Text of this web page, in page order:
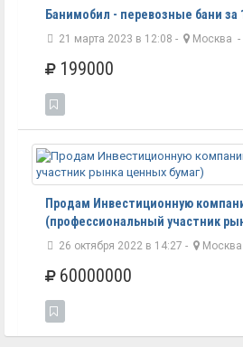
Банимобил - перевозные бани за
21 марта 2023 в 12:08 - Москва -
199000
Продам Инвестиционную
(профессиональный участник
26 октября 2022 в 14:27 - Москва
60000000